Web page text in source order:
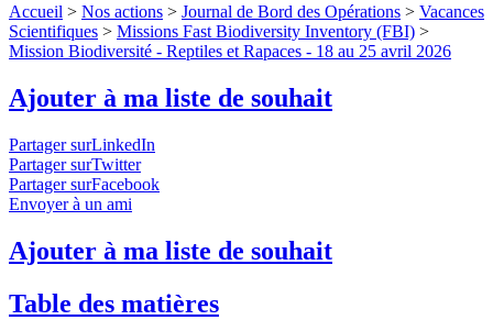
Accueil > Nos actions > Journal de Bord des Opérations > Vacances
Scientifiques > Missions Fast Biodiversity Inventory (FBI) >
Mission Biodiversité - Reptiles et Rapaces - 18 au 25 avril 2026
Ajouter à ma liste de souhait
Partager surLinkedIn
Partager surTwitter
Partager surFacebook
Envoyer à un ami
Ajouter à ma liste de souhait
Table des matières